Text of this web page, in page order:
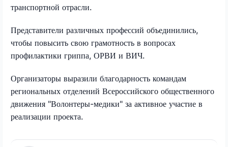
транспортной отрасли.
Представители различных профессий объединились,
чтобы повысить свою грамотность в вопросах
профилактики гриппа, ОРВИ и ВИЧ.
Организаторы выразили благодарность командам
региональных отделений Всероссийского общественного
движения "Волонтеры-медики" за активное участие в
реализации проекта.